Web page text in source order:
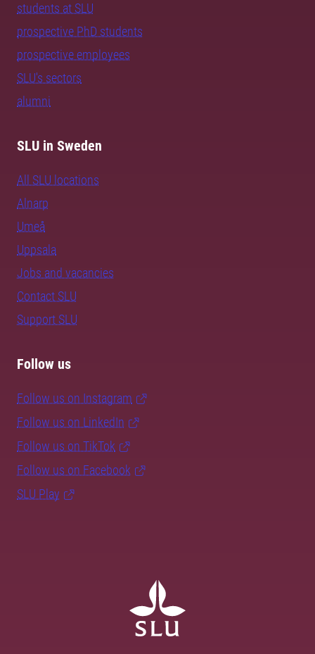
students at SLU
prospective PhD students
prospective employees
SLU's sectors
alumni
SLU in Sweden
All SLU locations
Alnarp
Umeå
Uppsala
Jobs and vacancies
Contact SLU
Support SLU
Follow us
Follow us on Instagram
Follow us on LinkedIn
Follow us on TikTok
Follow us on Facebook
SLU Play